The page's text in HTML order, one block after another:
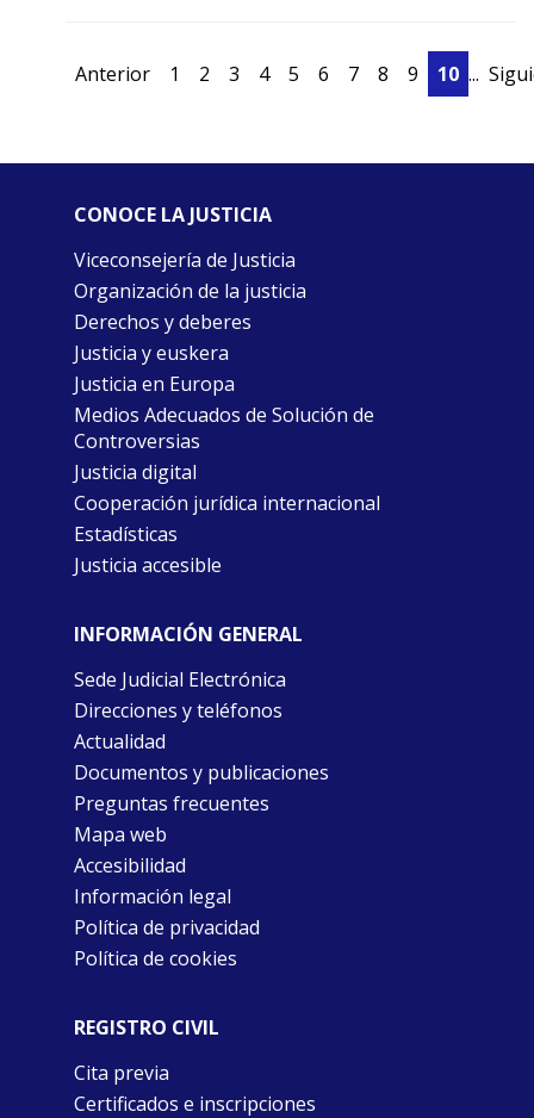
Anterior 1 2 3 4 5 6 7 8 9 10 ...
CONOCE LA JUSTICIA
Viceconsejería de Justicia
Organización de la justicia
Derechos y deberes
Justicia y euskera
Justicia en Europa
Medios Adecuados de Solución de
Controversias
Justicia digital
Cooperación jurídica internacional
Estadísticas
Justicia accesible
INFORMACIÓN GENERAL
Sede Judicial Electrónica
Direcciones y teléfonos
Actualidad
Documentos y publicaciones
Preguntas frecuentes
Mapa web
Accesibilidad
Información legal
Política de privacidad
Política de cookies
REGISTRO CIVIL
Cita previa
Certificados e inscripciones